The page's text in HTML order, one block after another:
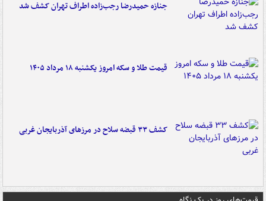
جنازه حمیدرضا رجب‌زاده اطراف تهران کشف شد
قیمت طلا و سکه امروز یکشنبه ۱۸ مرداد ۱۴۰۵
کشف ۳۳ قبضه سلاح در مرزهای آذربایجان غربی